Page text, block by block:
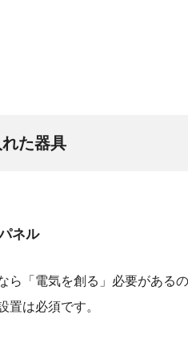
た器具
ネル
ら「電気を創る」必要がある
置は必須です。